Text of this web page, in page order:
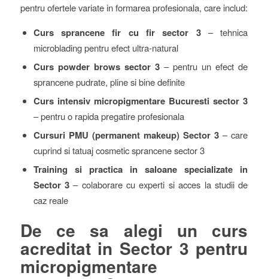
pentru ofertele variate in formarea profesionala, care includ:
Curs sprancene fir cu fir sector 3– tehnica
microblading pentru efect ultra-natural
Curs powder brows sector 3– pentru un efect de
sprancene pudrate, pline si bine definite
Curs intensiv micropigmentare Bucuresti sector 3
– pentru o rapida pregatire profesionala
Cursuri PMU (permanent makeup) Sector 3 – care
cuprind si tatuaj cosmetic sprancene sector 3
Training si practica in saloane specializate in
Sector 3– colaborare cu experti si acces la studii de
caz reale
De ce sa alegi un curs
acreditat in Sector 3 pentru
micropigmentare